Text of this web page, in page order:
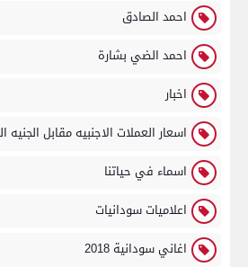
احمد الصادق
احمد الضي بشارة
اخبار
اسعار العملات الاجنبيه مقابل
اسماء في حياتنا
اعلاميات سودانيات
اغاني سودانية 2018